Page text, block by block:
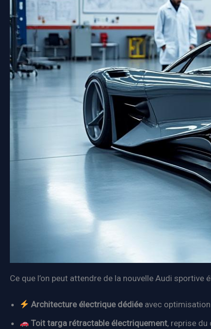
Ce que l’on peut attendre de la nouvelle Audi
Architecture électrique dédiéeavec
Toit targa rétractable électriquement, reprise